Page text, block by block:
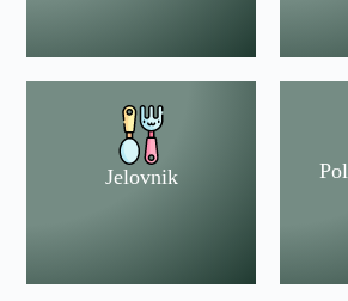
Jelovnik